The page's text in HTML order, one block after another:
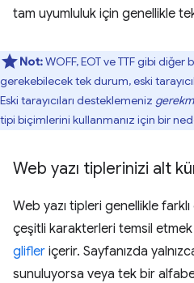
tam uyumluluk için genellikle
Not:WOFF, EOT ve TTF gibi diğer
gerekebilecek tek durum, eski
Eski tarayıcıları desteklemeniz
tipi biçimlerini kullanmanız için bir
Web yazı tiplerinizi alt
Web yazı tipleri genellikle
çeşitli karakterleri temsil
glifler içerir. Sayfanızda
sunuluyorsa veya tek bir